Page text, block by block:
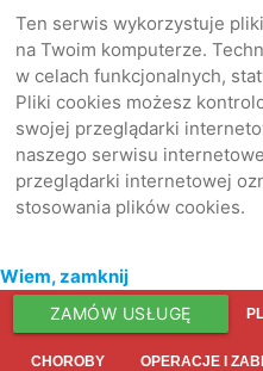
Ten serwis wykorzystuje
na Twoim komputerze.
w celach funkcjonalnych,
Pliki cookies możesz
swojej przeglądarki
naszego serwisu
przeglądarki internetowej
stosowania plików cookies.
Wiem, zamknij
ZAMÓW USŁUGĘ
CHOROBY OPERACJE I